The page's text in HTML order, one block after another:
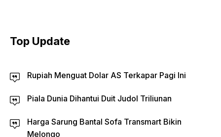
Top Update
Rupiah Menguat Dolar AS Terkapar Pagi Ini
Piala Dunia Dihantui Duit Judol Triliunan
Harga Sarung Bantal Sofa Transmart Bikin
Melongo